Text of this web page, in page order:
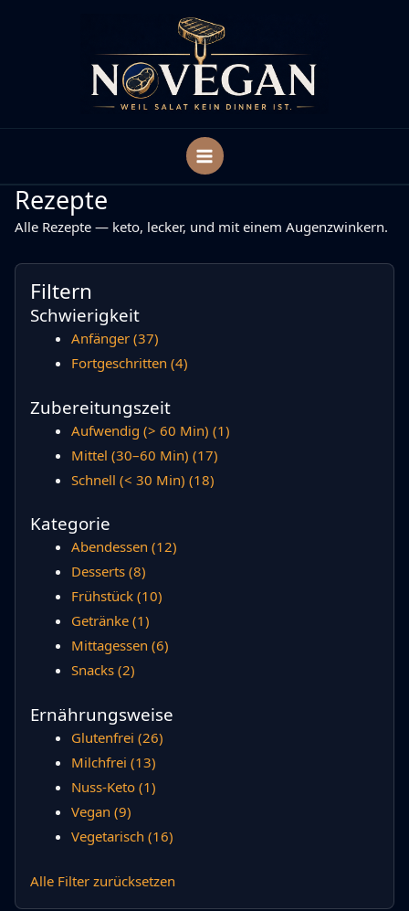
Rezepte
Alle Rezepte — keto, lecker, und mit einem Augenzwinkern.
Filtern
Schwierigkeit
Anfänger (37)
Fortgeschritten (4)
Zubereitungszeit
Aufwendig (> 60 Min) (1)
Mittel (30–60 Min) (17)
Schnell (< 30 Min) (18)
Kategorie
Abendessen (12)
Desserts (8)
Frühstück (10)
Getränke (1)
Mittagessen (6)
Snacks (2)
Ernährungsweise
Glutenfrei (26)
Milchfrei (13)
Nuss-Keto (1)
Vegan (9)
Vegetarisch (16)
Alle Filter zurücksetzen